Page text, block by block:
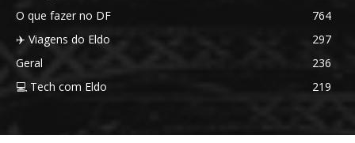
O que fazer no DF
764
✈️ Viagens do Eldo
297
Geral
236
💻 Tech com Eldo
219